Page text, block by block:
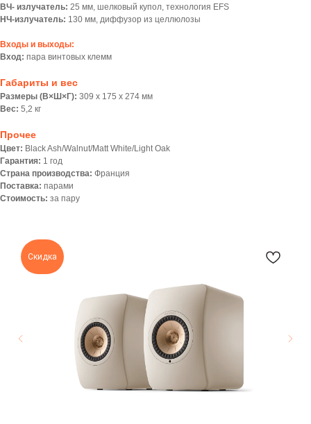
ВЧ- излучатель: 25 мм, шелковый купол, технология EFS
НЧ-излучатель: 130 мм, диффузор из целлюлозы
Входы и выходы:
Вход: пара винтовых клемм
Габариты и вес
Размеры (В×Ш×Г): 309 x 175 x 274 мм
Вес: 5,2 кг
Прочее
Цвет: Black Ash/Walnut/Matt White/Light Oak
Гарантия: 1 год
Страна производства: Франция
Поставка: парами
Стоимость: за пару
Скидка